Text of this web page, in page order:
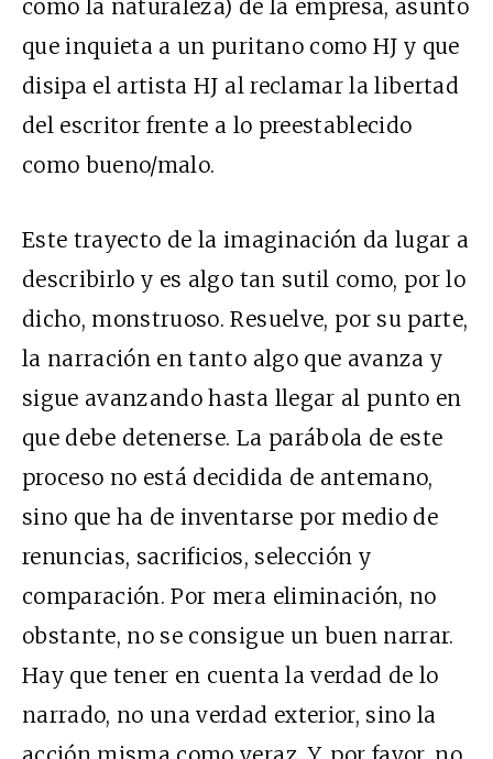
como la naturaleza) de la empresa, asunto
que inquieta a un puritano como HJ y que
disipa el artista HJ al reclamar la libertad
del escritor frente a lo preestablecido
como bueno/malo.
Este trayecto de la imaginación da lugar a
describirlo y es algo tan sutil como, por lo
dicho, monstruoso. Resuelve, por su parte,
la narración en tanto algo que avanza y
sigue avanzando hasta llegar al punto en
que debe detenerse. La parábola de este
proceso no está decidida de antemano,
sino que ha de inventarse por medio de
renuncias, sacrificios, selección y
comparación. Por mera eliminación, no
obstante, no se consigue un buen narrar.
Hay que tener en cuenta la verdad de lo
narrado, no una verdad exterior, sino la